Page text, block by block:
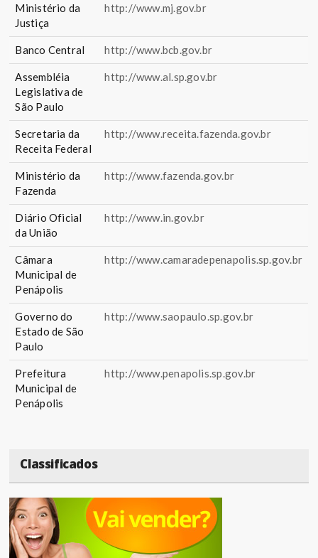
Ministério da
Justiça
http://www.mj.gov.br
Banco Central http://www.bcb.gov.br
Assembléia
Legislativa de
São Paulo
http://www.al.sp.gov.br
Secretaria da
Receita Federal
http://www.receita.fazenda.gov.br
Ministério da
Fazenda
http://www.fazenda.gov.br
Diário Oficial
da União
http://www.in.gov.br
Câmara
Municipal de
Penápolis
http://www.camaradepenapolis.sp.gov.br
Governo do
Estado de São
Paulo
http://www.saopaulo.sp.gov.br
Prefeitura
Municipal de
Penápolis
http://www.penapolis.sp.gov.br
Classificados